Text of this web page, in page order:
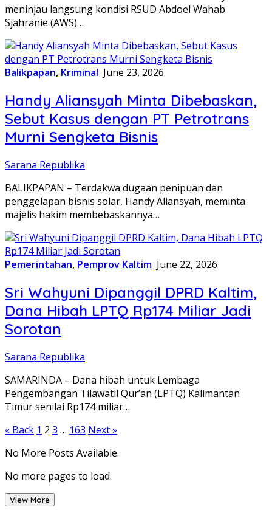
meninjau langsung kondisi RSUD Abdoel Wahab
Sjahranie (AWS)…
Balikpapan, Kriminal June 23, 2026
Handy Aliansyah Minta Dibebaskan,
Sebut Kasus dengan PT Petrotrans
Murni Sengketa Bisnis
Sarana Republika
BALIKPAPAN – Terdakwa dugaan penipuan dan
penggelapan bisnis solar, Handy Aliansyah, meminta
majelis hakim membebaskannya…
Pemerintahan, Pemprov Kaltim June 22, 2026
Sri Wahyuni Dipanggil DPRD Kaltim,
Dana Hibah LPTQ Rp174 Miliar Jadi
Sorotan
Sarana Republika
SAMARINDA – Dana hibah untuk Lembaga
Pengembangan Tilawatil Qur’an (LPTQ) Kalimantan
Timur senilai Rp174 miliar…
Posts
pagination
« Back 1 2 3 … 163 Next »
No More Posts Available.
No more pages to load.
View More